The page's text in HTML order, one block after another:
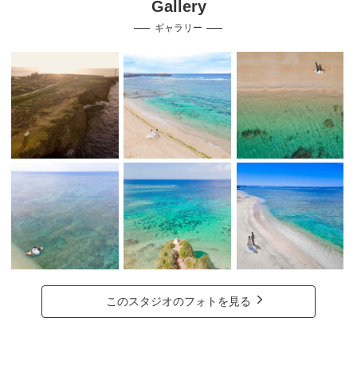
Gallery
ギャラリー
このスタジオのフォトを見る